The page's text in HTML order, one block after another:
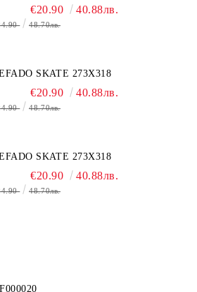
€20.90 40.88лв.
48.70лв.
SKATE 273X318
€20.90 40.88лв.
48.70лв.
SKATE 273X318
€20.90 40.88лв.
48.70лв.